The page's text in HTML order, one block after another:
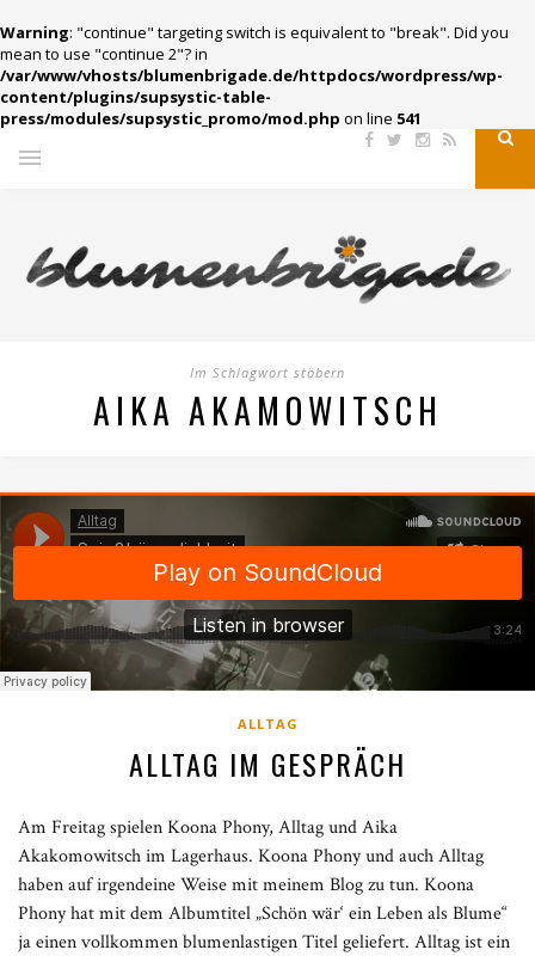
Warning: "continue" targeting switch is equivalent to "break". Did you
mean to use "continue 2"? in
/var/www/vhosts/blumenbrigade.de/httpdocs/wordpress/wp-
content/plugins/supsystic-table-
press/modules/supsystic_promo/mod.php on line 541
Im Schlagwort stöbern
AIKA AKAMOWITSCH
ALLTAG
ALLTAG IM GESPRÄCH
Am Freitag spielen Koona Phony, Alltag und Aika
Akakomowitsch im Lagerhaus. Koona Phony und auch Alltag
haben auf irgendeine Weise mit meinem Blog zu tun. Koona
Phony hat mit dem Albumtitel „Schön wär‘ ein Leben als Blume“
ja einen vollkommen blumenlastigen Titel geliefert. Alltag ist ein